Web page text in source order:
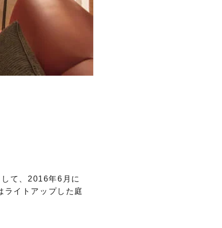
て、2016年6月に
ライトアップした庭